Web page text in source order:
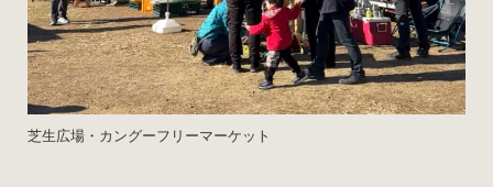
芝生広場・カングーフリーマーケット